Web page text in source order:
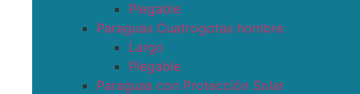
Plegable
Paraguas Cuatrogotas hombre
Largo
Plegable
Paraguas con Protección Solar